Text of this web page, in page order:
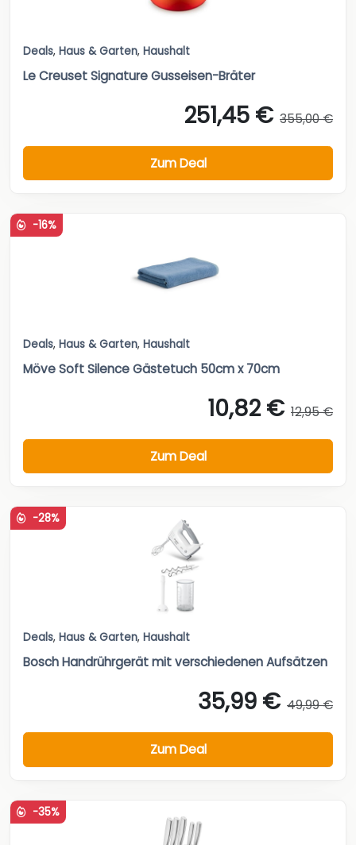
Deals, Haus & Garten, Haushalt
Le Creuset Signature Gusseisen-Bräter
251,45 € 355,00 €
Zum Deal
-16%
Deals, Haus & Garten, Haushalt
Möve Soft Silence Gästetuch 50cm x 70cm
10,82 € 12,95 €
Zum Deal
-28%
Deals, Haus & Garten, Haushalt
Bosch Handrührgerät mit verschiedenen Aufsätzen
35,99 € 49,99 €
Zum Deal
-35%